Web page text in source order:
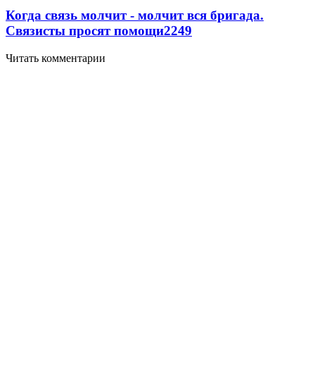
Когда связь молчит - молчит вся бригада.
Связисты просят помощи2249
Читать комментарии